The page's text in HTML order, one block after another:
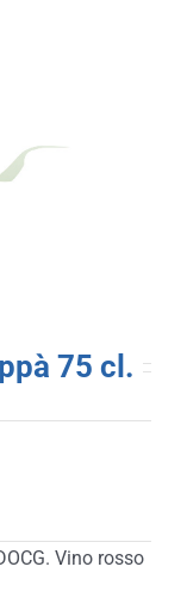
75 cl.
Vino rosso